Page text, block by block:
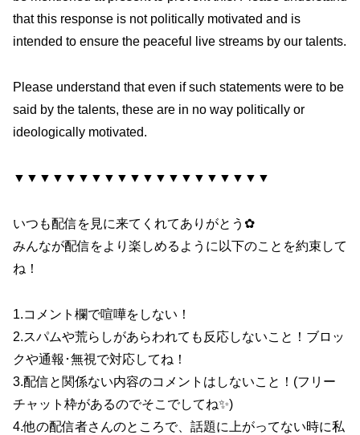
that this response is not politically motivated and is
intended to ensure the peaceful live streams by our talents.
Please understand that even if such statements were to be
said by the talents, these are in no way politically or
ideologically motivated.
▼▼▼▼▼▼▼▼▼▼▼▼▼▼▼▼▼▼▼▼
いつも配信を見に来てくれてありがとう✿
みんなが配信をより楽しめるように以下のことを約束して
ね！
1.コメント欄で喧嘩をしない！
2.スパムや荒らしがあらわれても反応しないこと！ブロッ
クや通報･無視で対応してね！
3.配信と関係ない内容のコメントはしないこと！(フリー
チャット枠があるのでそこでしてね✨)
4.他の配信者さんのところで、話題に上がってない時に私